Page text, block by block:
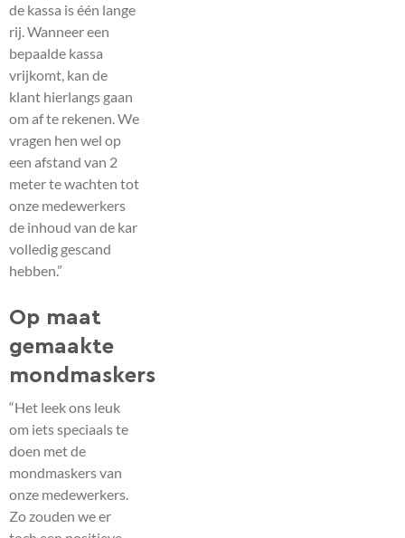
de kassa is één lange
rij. Wanneer een
bepaalde kassa
vrijkomt, kan de
klant hierlangs gaan
om af te rekenen. We
vragen hen wel op
een afstand van 2
meter te wachten tot
onze medewerkers
de inhoud van de kar
volledig gescand
hebben.”
Op maat
gemaakte
mondmaskers
“Het leek ons leuk
om iets speciaals te
doen met de
mondmaskers van
onze medewerkers.
Zo zouden we er